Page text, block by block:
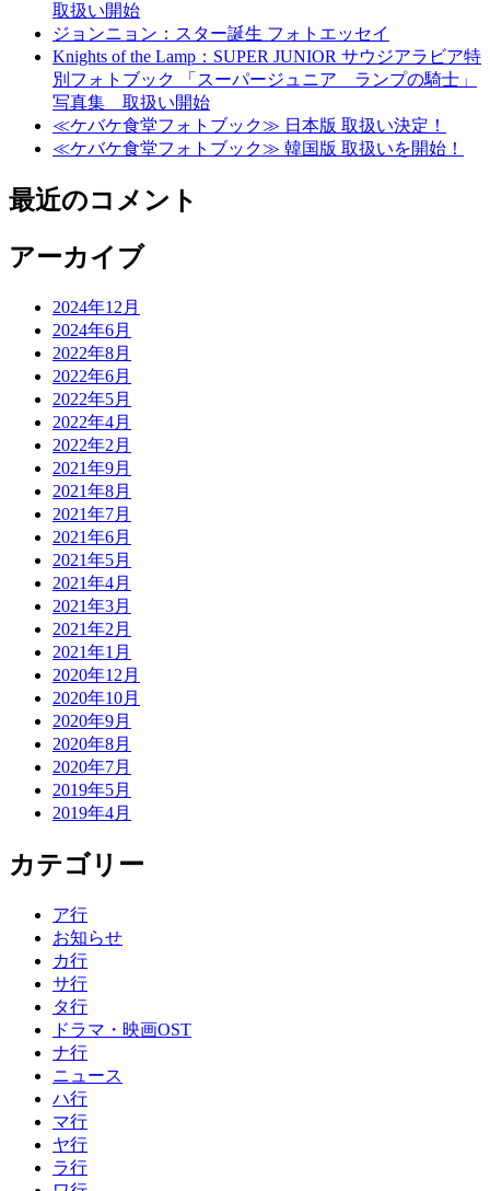
取扱い開始
ジョンニョン：スター誕生 フォトエッセイ
Knights of the Lamp：SUPER JUNIOR サウジアラビア特
別フォトブック 「スーパージュニア ランプの騎士」
写真集 取扱い開始
≪ケバケ食堂フォトブック≫ 日本版 取扱い決定！
≪ケバケ食堂フォトブック≫ 韓国版 取扱いを開始！
最近のコメント
アーカイブ
2024年12月
2024年6月
2022年8月
2022年6月
2022年5月
2022年4月
2022年2月
2021年9月
2021年8月
2021年7月
2021年6月
2021年5月
2021年4月
2021年3月
2021年2月
2021年1月
2020年12月
2020年10月
2020年9月
2020年8月
2020年7月
2019年5月
2019年4月
カテゴリー
ア行
お知らせ
カ行
サ行
タ行
ドラマ・映画OST
ナ行
ニュース
ハ行
マ行
ヤ行
ラ行